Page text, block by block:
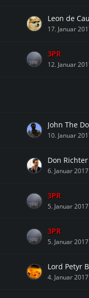
Leon de
17. Januar
3PR
12. Januar
John The
10. Januar
Don Richter
6. Januar 2017
3PR
5. Januar 2017
3PR
5. Januar 2017
Lord Petyr
4. Januar 2017